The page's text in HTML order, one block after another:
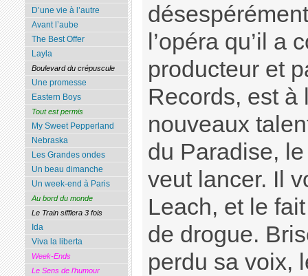
l’opéra qu’il a
producteur et
Records, est à
nouveaux
du Paradise,
veut lancer. Il
Leach, et le
de drogue.
perdu sa voix,
D’une vie à l’autre
Avant l’aube
The Best Offer
Layla
Boulevard du crépuscule
Une promesse
Eastern Boys
Tout est permis
My Sweet Pepperland
Nebraska
Les Grandes ondes
Un beau dimanche
Un week-end à Paris
Au bord du monde
Le Train sifflera 3 fois
Ida
Viva la liberta
Week-Ends
Le Sens de l’humour